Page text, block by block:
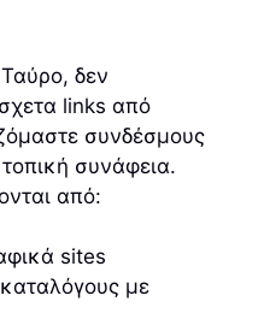
Ταύρο, δεν
links από
συνδέσμους
συνάφεια.
από:
sites
με